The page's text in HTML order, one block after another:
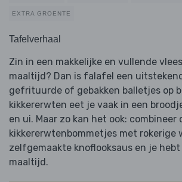
EXTRA GROENTE
Tafelverhaal
Zin in een makkelijke en vullende
maaltijd? Dan is falafel een
gefrituurde of gebakken balletjes op
kikkererwten eet je vaak in een
en ui. Maar zo kan het ook: combineer
kikkererwtenbommetjes met rokerige
zelfgemaakte knoflooksaus en je
maaltijd.